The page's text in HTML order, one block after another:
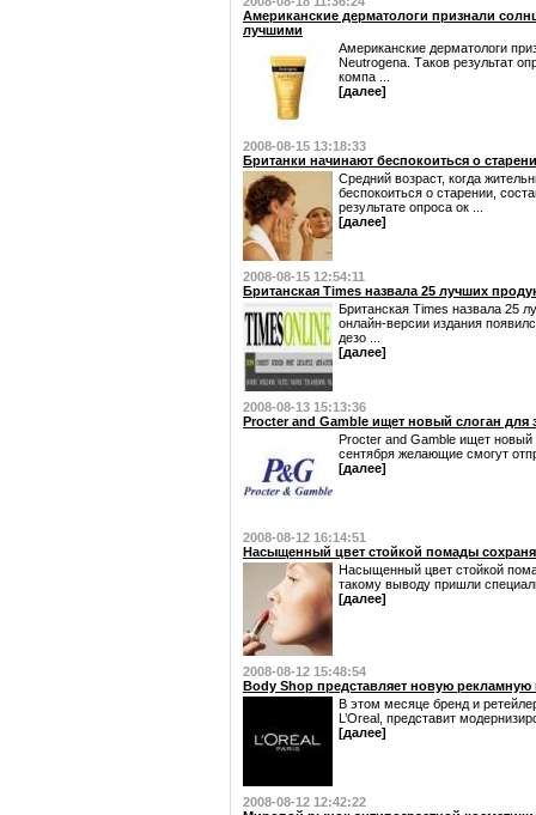
Американские дерматологи признали
лучшими
Американские дерматологи
Neutrogena. Таков результат
компа ...
[далее]
2008-08-15 13:18:33
Британки начинают беспокоиться о
Средний возраст, когда
беспокоиться о старении,
результате опроса ок ...
[далее]
2008-08-15 12:54:11
Британская Times назвала 25 лучших
Британская Times назвала 25
онлайн-версии издания
дезо ...
[далее]
2008-08-13 15:13:36
Procter and Gamble ищет новый слоган для
Procter and Gamble ищет новый
сентября желающие смогут
[далее]
2008-08-12 16:14:51
Насыщенный цвет стойкой помады
Насыщенный цвет стойкой
такому выводу пришли
[далее]
2008-08-12 15:48:54
Body Shop представляет новую
В этом месяце бренд и
L’Oreal, представит
[далее]
2008-08-12 12:42:22